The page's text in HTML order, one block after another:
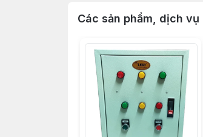
Các sản phẩm, dịch vụ